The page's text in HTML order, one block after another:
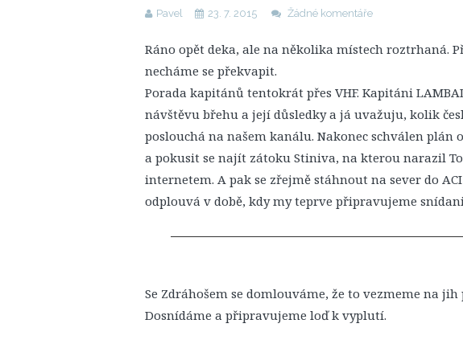
Pavel 23. 7. 2015 Žádné komentáře
Ráno opět deka, ale na několika místech roztrhaná.
necháme se překvapit.
Porada kapitánů tentokrát přes VHF. Kapitáni
návštěvu břehu a její důsledky a já uvažuju, kolik
poslouchá na našem kanálu. Nakonec schválen
a pokusit se najít zátoku Stiniva, na kterou narazil
internetem. A pak se zřejmě stáhnout na sever do
odplouvá v době, kdy my teprve připravujeme
Se Zdráhošem se domlouváme, že to vezmeme na
Dosnídáme a připravujeme loď k vyplutí.